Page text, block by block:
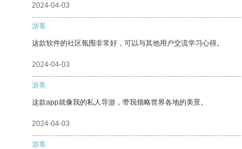
2024-04-03
游客
这款软件的社区氛围非常好，可以与其他用户交流学习心得。
2024-04-03
游客
这款app就像我的私人导游，带我领略世界各地的美景。
2024-04-03
游客